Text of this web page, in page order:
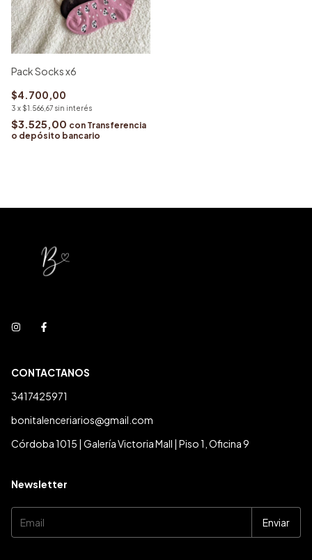
Pack Socks x6
$4.700,00
3 x $1.566,67 sin interés
$3.525,00 con Transferencia
o depósito bancario
CONTACTANOS
3417425971
bonitalenceriarios@gmail.com
Córdoba 1015 | Galería Victoria Mall | Piso 1, Oficina 9
Newsletter